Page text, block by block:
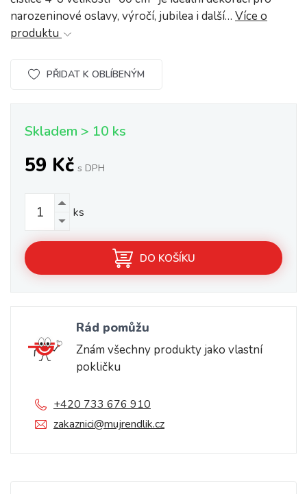
narozeninové oslavy, výročí, jubilea i další… Více o
produktu
PŘIDAT K OBLÍBENÝM
Skladem > 10 ks
59 Kč s DPH
ks
DO KOŠÍKU
Rád pomůžu
Znám všechny produkty jako vlastní
pokličku
+420 733 676 910
zakaznici@mujrendlik.cz